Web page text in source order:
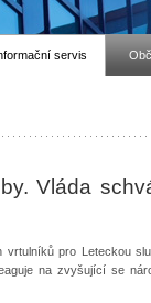
servis
Vláda
pro Leteckou
na zvyšující se